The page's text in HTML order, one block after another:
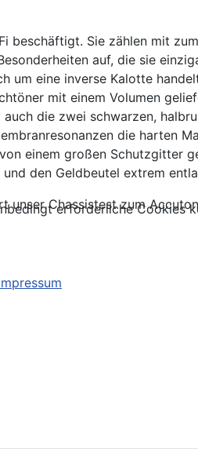
Sie zählen mit
auf, die sie
um eine inverse Kalotte
mit einem Volumen
die zwei schwarzen,
die harten
einem großen Schutzgitter
den Geldbeutel extrem
unser Chassistest zum
erforderliche Cookies